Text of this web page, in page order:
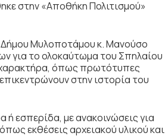
στην «Αποθήκη Πολιτισμού»
Δήμου Μυλοποτάμου κ. Μανούσο
για το ολοκαύτωμα του Σπηλαίου
χαρακτήρα, όπως πρωτότυπες
στην ιστορία του
ή εσπερίδα, με ανακοινώσεις για
εκθέσεις αρχειακού υλικού και